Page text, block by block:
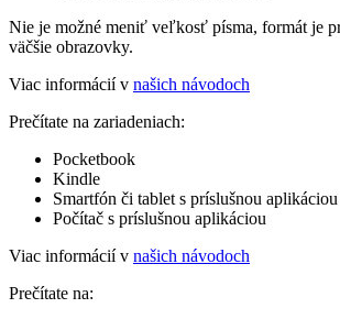
Nie je možné meniť veľkosť písma, formát je
väčšie obrazovky.
Viac informácií v našich návodoch
Prečítate na zariadeniach:
Pocketbook
Kindle
Smartfón či tablet s príslušnou aplikáciou
Počítač s príslušnou aplikáciou
Viac informácií v našich návodoch
Prečítate na: